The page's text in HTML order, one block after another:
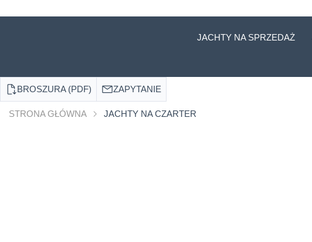
JACHTY NA SPRZEDAŻ
BROSZURA (PDF) ZAPYTANIE
STRONA GŁÓWNA JACHTY NA CZARTER